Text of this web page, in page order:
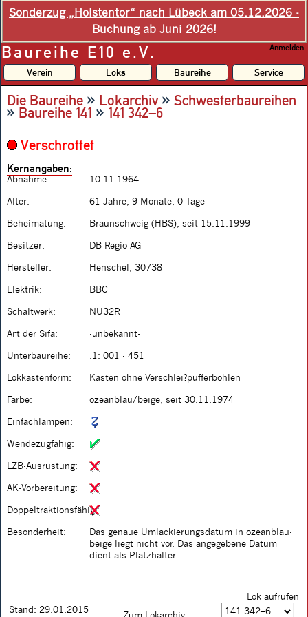
Sonderzug „Holstentor“ nach Lübeck am 05.12.2026 -
Buchung ab Juni 2026!
Baureihe E10 e.V. Anmelden
Verein Loks Baureihe Service
Die Baureihe » Lokarchiv» Schwesterbaureihen
»Baureihe 141 »141 342–6
Verschrottet
Kernangaben:
Abnahme: 10.11.1964
Alter: 61 Jahre, 9 Monate, 0 Tage
Beheimatung: Braunschweig (HBS), seit 15.11.1999
Besitzer: DB Regio AG
Hersteller: Henschel, 30738
Elektrik: BBC
Schaltwerk: NU32R
Art der Sifa: -unbekannt-
Unterbaureihe: .1: 001 - 451
Lokkastenform: Kasten ohne Verschlei?pufferbohlen
Farbe: ozeanblau/beige, seit 30.11.1974
Einfachlampen:
Wendezugfähig:
LZB-Ausrüstung:
AK-Vorbereitung:
Doppeltraktionsfähig:
Besonderheit:
Das genaue Umlackierungsdatum in ozeanblau-
beige liegt nicht vor. Das angegebene Datum
dient als Platzhalter.
Stand: 29.01.2015
Lok aufrufen